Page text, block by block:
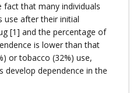
fact that many individuals
use after their initial
[1] and the percentage of
is lower than that
or tobacco (32%) use,
develop dependence in the